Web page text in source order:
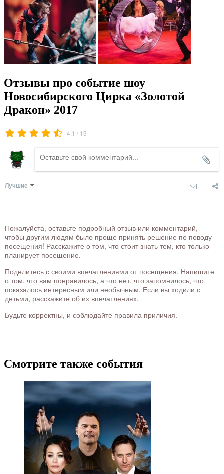
Отзывы про событие шоу
Новосибирского Цирка «Золотой
Дракон» 2017
4.1 / 13
Лучшие
Пожалуйста, оставьте подробный отзыв или комментарий,
чтобы другим людям было проще принять решение по поводу
посещения! Расскажите о том, что стоит знать тем, кто только
планирует посещение.
Поделитесь с своими впечатлениями от посещения. Напишите
о том, что вам понравилось, а что нет, что запомнилось, что
показалось интересным или необычным. Если вы ходили с
детьми, расскажите об их впечатлениях.
Будьте корректны, и соблюдайте правила приличия.
Смотрите также события